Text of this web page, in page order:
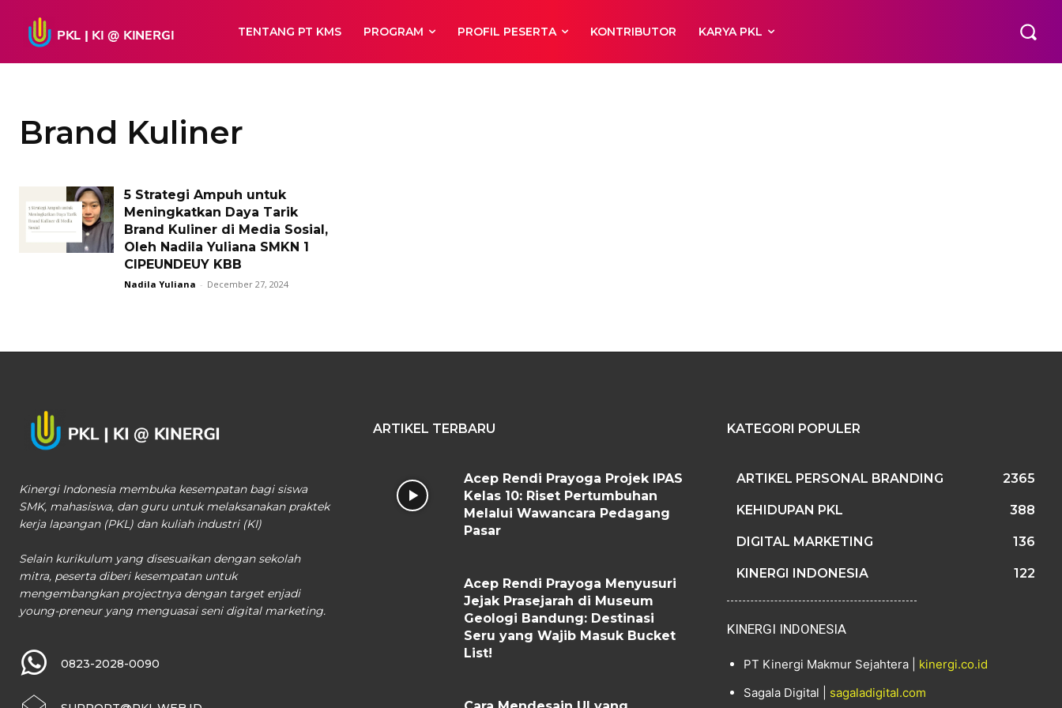
TENTANG PT KMS PROGRAM PROFIL PESERTA KONTRIBUTOR KARYA PKL
Brand Kuliner
5 Strategi Ampuh untuk
Meningkatkan Daya Tarik
Brand Kuliner di Media Sosial,
Oleh Nadila Yuliana SMKN 1
CIPEUNDEUY KBB
Nadila Yuliana - December 27, 2024
Kinergi Indonesia membuka kesempatan bagi siswa
SMK, mahasiswa, dan guru untuk melaksanakan praktek
kerja lapangan (PKL) dan kuliah industri (KI)
Selain kurikulum yang disesuaikan dengan sekolah
mitra, peserta diberi kesempatan untuk
mengembangkan projectnya dengan target enjadi
young-preneur yang menguasai seni digital marketing.
0823-2028-0090
ARTIKEL TERBARU
Acep Rendi Prayoga Projek IPAS
Kelas 10: Riset Pertumbuhan
Melalui Wawancara Pedagang
Pasar
Acep Rendi Prayoga Menyusuri
Jejak Prasejarah di Museum
Geologi Bandung: Destinasi
Seru yang Wajib Masuk Bucket
List!
KATEGORI POPULER
ARTIKEL PERSONAL BRANDING 2365
KEHIDUPAN PKL 388
DIGITAL MARKETING 136
KINERGI INDONESIA 122
KINERGI INDONESIA
PT Kinergi Makmur Sejahtera | kinergi.co.id
Sagala Digital | sagaladigital.com